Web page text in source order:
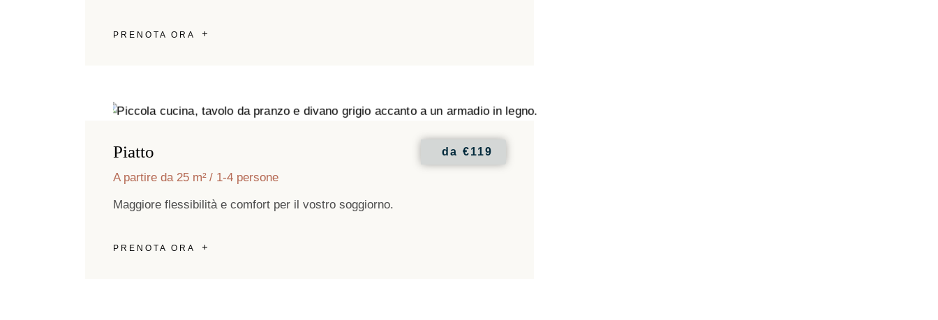
PRENOTA ORA
Piatto da €119
A partire da 25 m² 1-4 persone
Maggiore flessibilità e comfort per il vostro soggiorno.
PRENOTA ORA